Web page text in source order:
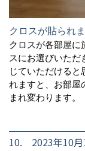
クロスが貼られま
クロスが各部屋に
スにお選びいただ
じていただけると
れますと、お部屋
まれ変わります。
10. 2023年10月